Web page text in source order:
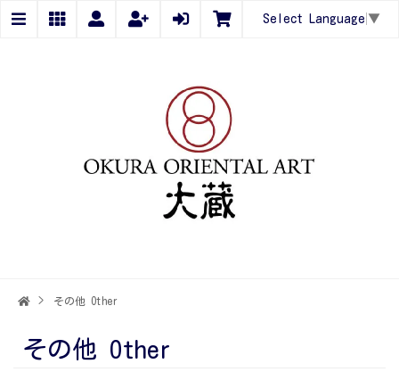
Select Language ▼
> その他 Other
その他 Other